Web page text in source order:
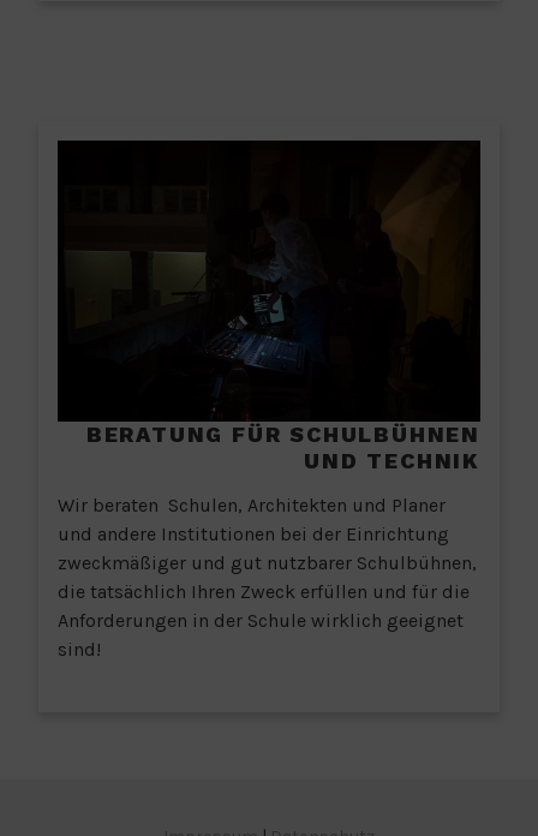
BERATUNG FÜR SCHULBÜHNEN
UND TECHNIK
Wir beraten Schulen, Architekten und Planer
und andere Institutionen bei der Einrichtung
zweckmäßiger und gut nutzbarer Schulbühnen,
die tatsächlich Ihren Zweck erfüllen und für die
Anforderungen in der Schule wirklich geeignet
sind!